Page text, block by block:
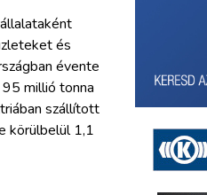
és
évente
millió tonna
szállított
körülbelül 1,1